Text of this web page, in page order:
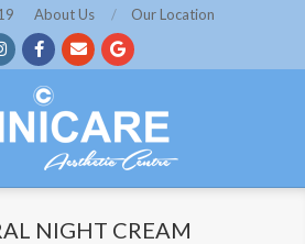
About Us Our Location
NIGHT CREAM